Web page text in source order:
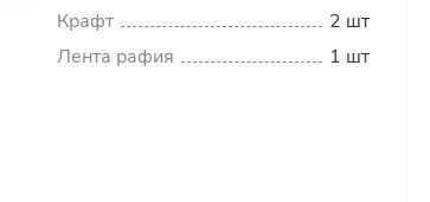
Крафт
2 шт
Лента рафия
1 шт